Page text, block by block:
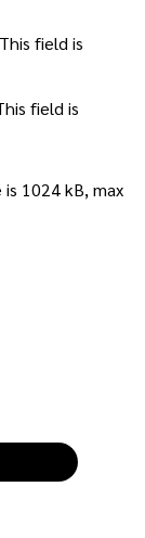
This field is
field is
is 1024 kB, max